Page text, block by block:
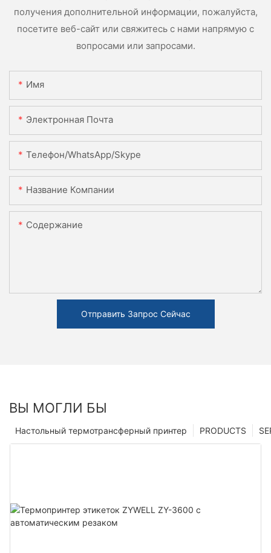
получения дополнительной информации, пожалуйста,
посетите веб-сайт или свяжитесь с нами напрямую с
вопросами или запросами.
Имя
Электронная Почта
Телефон/WhatsApp/Skype
Название Компании
Содержание
Отправить Запрос Сейчас
ВЫ МОГЛИ БЫ
PRODUCTS
Настольный термотрансферный принтер